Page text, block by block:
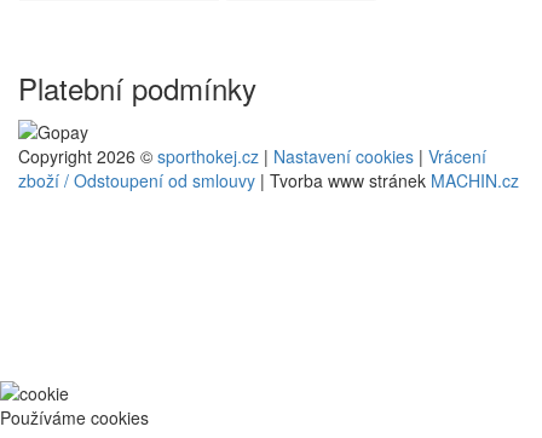
Platební podmínky
Copyright 2026 © sporthokej.cz | Nastavení cookies | Vrácení
zboží / Odstoupení od smlouvy | Tvorba www stránek MACHIN.cz
Používáme cookies